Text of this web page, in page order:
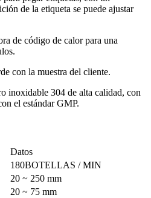
de la etiqueta se puede ajustar
de código de calor para una
con la muestra del cliente.
inoxidable 304 de alta calidad, con
el estándar GMP.
Datos
180BOTELLAS / MIN
20 ~ 250 mm
20 ~ 75 mm